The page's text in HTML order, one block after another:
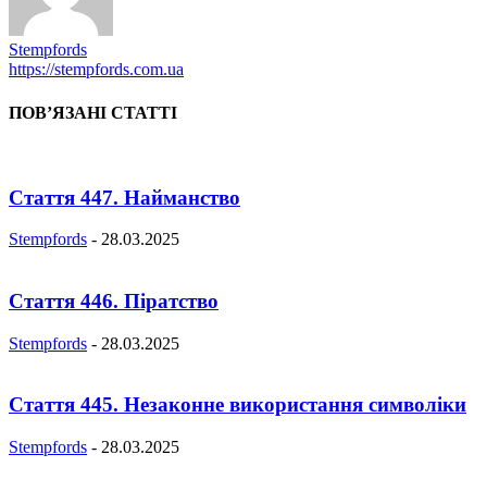
Stempfords
https://stempfords.com.ua
ПОВ’ЯЗАНІ СТАТТІ
Стаття 447. Найманство
Stempfords - 28.03.2025
Стаття 446. Піратство
Stempfords - 28.03.2025
Стаття 445. Незаконне використання символіки
Stempfords - 28.03.2025